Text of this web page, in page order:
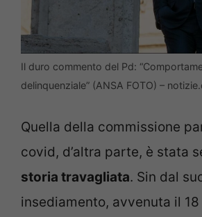
Il duro commento del Pd:
delinquenziale” (ANSA FOTO) –
Quella della commissione
covid, d’altra parte, è stata
storia travagliata. Sin dal
insediamento, avvenuta il